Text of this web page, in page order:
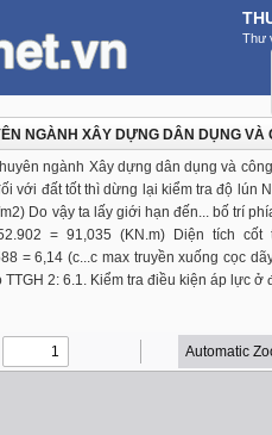
Thư
NGÀNH XÂY DỰNG DÂN DỤNG VÀ
ngành Xây dựng dân dụng và
với đất tốt thì dừng lại kiểm tra độ lún
Do vậy ta lấy giới hạn đến... bố trí
= 91,035 (KN.m) Diện tích
= 6,14 (c...c max truyền xuống cọc
TTGH 2: 6.1. Kiểm tra điều kiện áp lực